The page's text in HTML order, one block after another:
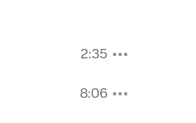
2:35
8:06